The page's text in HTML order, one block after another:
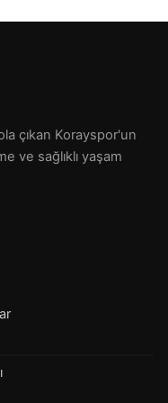
çıkan Korayspor'un
ve sağlıklı yaşam